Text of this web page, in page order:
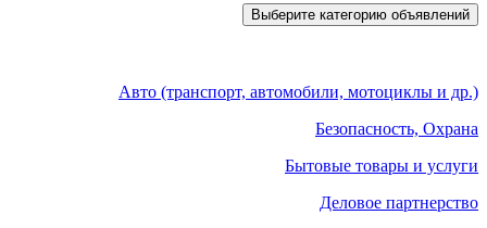
Выберите категорию объявлений
Авто (транспорт, автомобили, мотоциклы и др.)
Безопасность, Охрана
Бытовые товары и услуги
Деловое партнерство